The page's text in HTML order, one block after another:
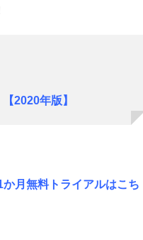
2020年版】
月無料トライアルはこち